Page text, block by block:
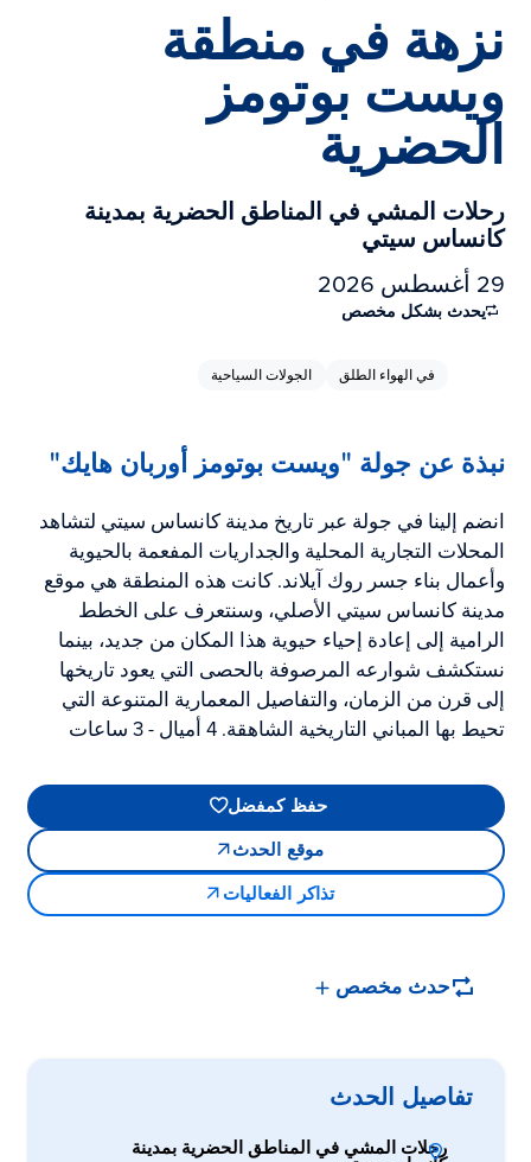
نزهة في منطقة
ويست بوتومز
الحضرية
رحلات المشي في المناطق الحضرية بمدينة
كانساس سيتي
29 أغسطس 2026
يحدث بشكل مخصص
في الهواء الطلق الجولات السياحية
نبذة عن جولة "ويست بوتومز أوربان هايك"
انضم إلينا في جولة عبر تاريخ مدينة كانساس سيتي لتشاهد
المحلات التجارية المحلية والجداريات المفعمة بالحيوية
وأعمال بناء جسر روك آيلاند. كانت هذه المنطقة هي موقع
مدينة كانساس سيتي الأصلي، وسنتعرف على الخطط
الرامية إلى إعادة إحياء حيوية هذا المكان من جديد، بينما
نستكشف شوارعه المرصوفة بالحصى التي يعود تاريخها
إلى قرن من الزمان، والتفاصيل المعمارية المتنوعة التي
تحيط بها المباني التاريخية الشاهقة. 4 أميال - 3 ساعات
حفظ كمفضل
موقع الحدث
تذاكر الفعاليات
حدث مخصص
تفاصيل الحدث
رحلات المشي في المناطق الحضرية بمدينة